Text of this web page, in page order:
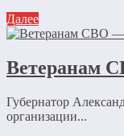
Далее
Ветеранам
Губернатор
организации...